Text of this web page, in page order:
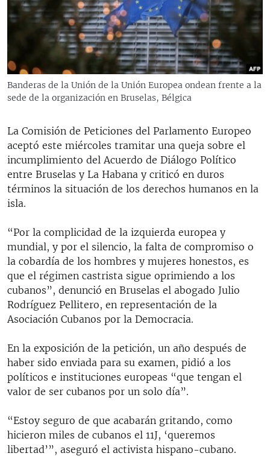
RADIO MARTÍ
ESPECIALES
ESPECIALES
LA REALIDAD DE LA VIVIENDA EN CUBA
SER VIEJO EN CUBA
LOS SANTOS DE HIALEAH
DESINFORMACIÓN RUSA EN AMÉRICA LATINA
LA INVASIÓN DE RUSIA A UCRANIA
MULTIMEDIA
EDITORIALES
Banderas de la Unión de la Unión Europea ondean frente a la
sede de la organización en Bruselas, Bélgica
La Comisión de Peticiones del Parlamento Europeo
aceptó este miércoles tramitar una queja sobre el
incumplimiento del Acuerdo de Diálogo Político
entre Bruselas y La Habana y criticó en duros
términos la situación de los derechos humanos en la
isla.
“Por la complicidad de la izquierda europea y
mundial, y por el silencio, la falta de compromiso o
la cobardía de los hombres y mujeres honestos, es
que el régimen castrista sigue oprimiendo a los
cubanos”, denunció en Bruselas el abogado Julio
Rodríguez Pellitero, en representación de la
Asociación Cubanos por la Democracia.
En la exposición de la petición, un año después de
haber sido enviada para su examen, pidió a los
políticos e instituciones europeas “que tengan el
valor de ser cubanos por un solo día”.
“Estoy seguro de que acabarán gritando, como
hicieron miles de cubanos el 11J, ‘queremos
libertad’”, aseguró el activista hispano-cubano.